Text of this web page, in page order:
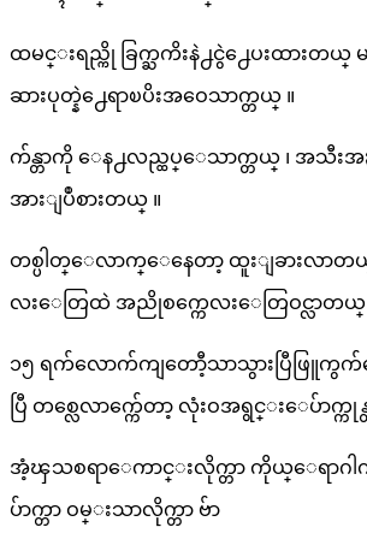
ထမင္းရည္ကို ခြက္ႀကိးနဲ႕ငွဲ႕ေပးထားတယ္ မ
ဆားပုတ္နဲ႕ေရာၿပိးအဝေသာက္တယ္ ။
က်န္တာကို ေန႕လည္ထပ္ေသာက္တယ္ ၊ အသီ
အားျပဳစားတယ္ ။
တစ္ပါတ္ေလာက္ေနေတာ့ ထူးျခားလာတ
လးေတြထဲ အညိုစက္ကေလးေတြဝင္လာတယ္
၁၅ ရက်လောက်ကျတောီ့သာသွားပြီဖြူကွက်
ပြီ တစ္လေလာက္က်ေတာ့ လုံးဝအရွင္းေပ်ာက္ကုန္
အံ့ၾသစရာေကာင္းလိုက္တာ ကိုယ္ေရာဂါ
ပ်ာက္တာ ဝမ္းသာလိုက္တာ ဗ်ာ